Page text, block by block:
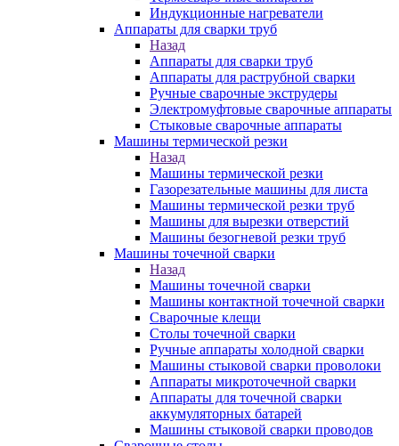
Индукционные нагреватели
Аппараты для сварки труб
Назад
Аппараты для сварки труб
Аппараты для раструбной сварки
Ручные сварочные экструдеры
Электромуфтовые сварочные аппараты
Стыковые сварочные аппараты
Машины термической резки
Назад
Машины термической резки
Газорезательные машины для листа
Машины термической резки труб
Машины для вырезки отверстий
Машины безогневой резки труб
Машины точечной сварки
Назад
Машины точечной сварки
Машины контактной точечной сварки
Сварочные клещи
Столы точечной сварки
Ручные аппараты холодной сварки
Машины стыковой сварки проволоки
Аппараты микроточечной сварки
Аппараты для точечной сварки
аккумуляторных батарей
Машины стыковой сварки проводов